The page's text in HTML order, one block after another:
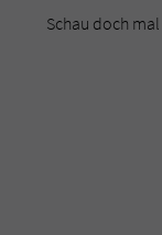
Schau doch